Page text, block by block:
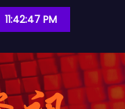
11:42:48 PM